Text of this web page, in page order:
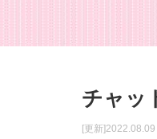
チャッ
[更新]2022.08.09